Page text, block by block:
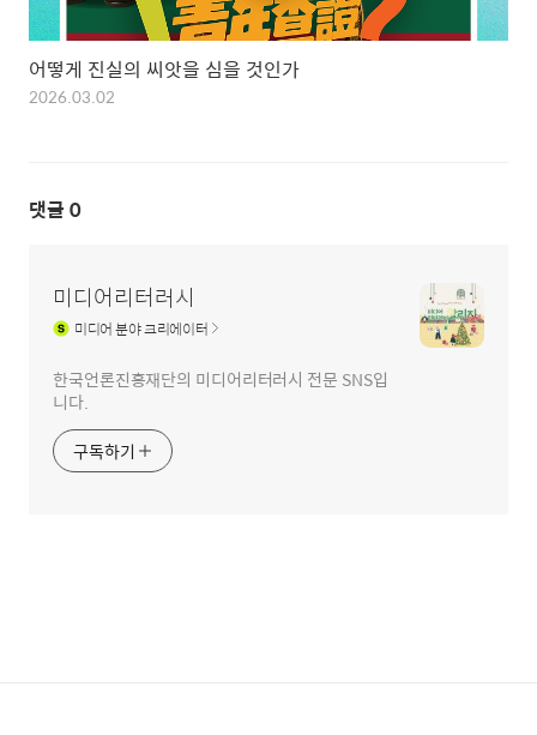
어떻게 진실의 씨앗을 심을 것인가
2026.03.02
댓글 0
미디어리터러시
미디어분야 크리에이터
한국언론진흥재단의 미디어리터러시 전문 SNS입
니다.
구독하기